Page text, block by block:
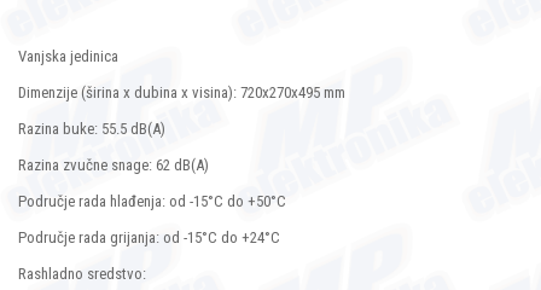
Vanjska jedinica
Dimenzije (širina x dubina x visina): 720x270x495 mm
Razina buke: 55.5 dB(A)
Razina zvučne snage: 62 dB(A)
Područje rada hlađenja: od -15°C do +50°C
Područje rada grijanja: od -15°C do +24°C
Rashladno sredstvo: